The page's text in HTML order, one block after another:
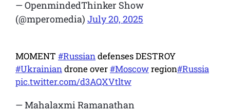
— OpenmindedThinker Show
(@mperomedia) July 20, 2025
MOMENT #Russiandefenses DESTROY
#Ukrainiandrone over#Moscowregion#Russia
pic.twitter.com/d3AQXVtltw
— Mahalaxmi Ramanathan